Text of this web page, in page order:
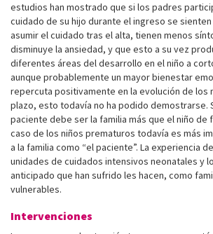
estudios han mostrado que si los padres
cuidado de su hijo durante el ingreso se
asumir el cuidado tras el alta, tienen menos
disminuye la ansiedad, y que esto a su vez
diferentes áreas del desarrollo en el niño a
aunque probablemente un mayor bienestar
repercuta positivamente en la evolución de los
plazo, esto todavía no ha podido demostrarse.
paciente debe ser la familia más que el niño de
caso de los niños prematuros todavía es más
a la familia como “el paciente”. La experiencia
unidades de cuidados intensivos neonatales y
anticipado que han sufrido les hacen, como
vulnerables.
Intervenciones